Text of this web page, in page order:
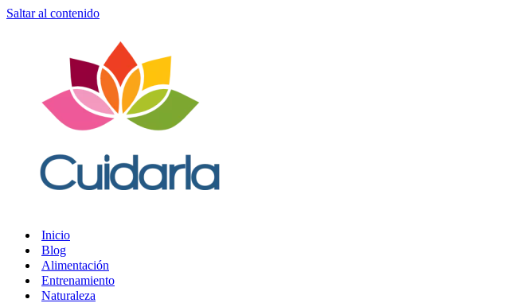
Saltar al contenido
Inicio
Blog
Alimentación
Entrenamiento
Naturaleza